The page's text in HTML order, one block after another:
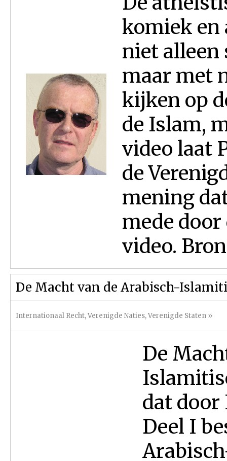
komiek en
niet alleen
maar met
kijken op
de Islam,
video laat
de
mening
mede
video.
De Macht van de Arabisch-
Internationaal Recht,Verenigde Naties,Verenigde Staten »
De
dat door
Deel I